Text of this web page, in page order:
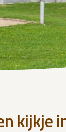
kijkje